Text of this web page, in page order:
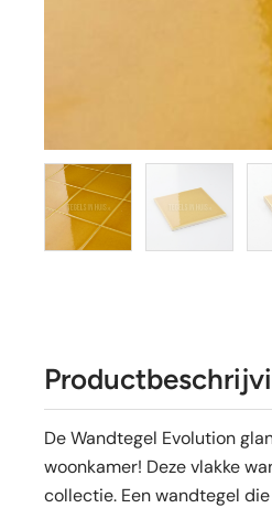
De Wandtegel Evolution
woonkamer! Deze vlakke
collectie. Een wandtegel